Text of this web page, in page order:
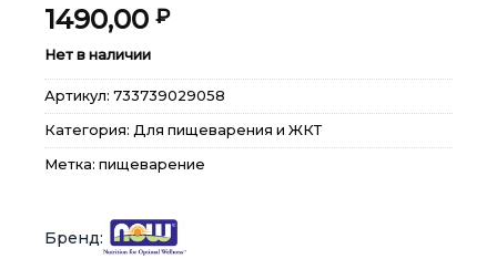
1490,00 ₽
Нет в наличии
Артикул: 733739029058
Категория: Для пищеварения и ЖКТ
Метка: пищеварение
Каталог
Подарочные сертификаты
Каталог
Подарочные сертификаты
Каталог
Подарочные сертификаты